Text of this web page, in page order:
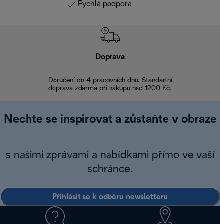
Rychlá podpora
Doprava
Doručení do 4 pracovních dnů. Standartní
doprava zdarma při nákupu nad 1200 Kč.
Nechte se inspirovat a zůstaňte v obraze
s našimi zprávami a nabídkami přímo ve vaší
schránce.
Přihlásit se k odběru newsletteru